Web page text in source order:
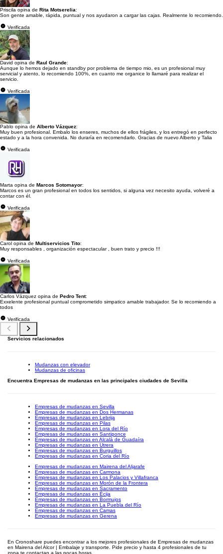
Priscila opina de Rita Motserelia:
Son gente amable, rápida, puntual y nos ayudaron a cargar las cajas. Realmente lo recomiendo.
Verificada
David opina de Raul Grande:
Aunque lo hemos dejado en standby por problema de tiempo mio, es un profesional muy
servicial y atento, lo recomiendo 100%, en cuanto me organice lo llamaré para realizar el
servicio.
Verificada
Pablo opina de Alberto Vázquez:
Muy buen profesional. Embalo los enseres, muchos de ellos frágiles, y los entregó en perfecto
estado y a la hora convenida. No duraría en recomendarlo. Gracias de nuevo Alberto y Talia
Verificada
Marta opina de Marcos Sotomayor:
Marcos es un gran profesional en todos los sentidos, si alguna vez necesito ayuda, volveré a
contar con él.
Verificada
Carol opina de Multiservicios Tito:
Muy responsables , organización espectacular , buen trato y precio !!!
Verificada
Carlos Vázquez opina de Pedro Tent:
Exxelente profesional puntual comprometido simpatico amable trabajador. Se lo recomiendo a
todos
Verificada
Servicios relacionados
Mudanzas con elevador
Mudanzas de oficinas
Encuentra Empresas de mudanzas en las principales ciudades de Sevilla
Empresas de mudanzas en Sevilla
Empresas de mudanzas en Dos Hermanas
Empresas de mudanzas en Lebrija
Empresas de mudanzas en Pilas
Empresas de mudanzas en Lora del Río
Empresas de mudanzas en Santiponce
Empresas de mudanzas en Alcalá de Guadaíra
Empresas de mudanzas en Utrera
Empresas de mudanzas en Burguillos
Empresas de mudanzas en Coria del Río
Empresas de mudanzas en Mairena del Aljarafe
Empresas de mudanzas en Carmona
Empresas de mudanzas en Los Palacios y Villafranca
Empresas de mudanzas en Morón de la Frontera
Empresas de mudanzas en Sacramento
Empresas de mudanzas en Écija
Empresas de mudanzas en Bormujos
Empresas de mudanzas en La Puebla del Río
Empresas de mudanzas en Camas
Empresas de mudanzas en Gerena
En Cronoshare puedes encontrar a los mejores profesionales de Empresas de mudanzas
en Mairena del Alcor | Embalaje y transporte. Pide precio y hasta 4 profesionales de tu
zona te contactan a las pocas horas.